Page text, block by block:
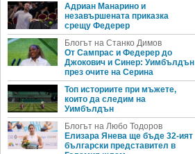
Адриан Манарино и
незавършената приказка
срещу Федерер
Блогът на Станко Димов
От Сампрас и Федерер до
Джокович и Синер: Уимбълдън
през очите на Серина
Топ историите при мъжете,
които да следим на
Уимбълдън
Блогът на Любо Тодоров
Елизара Янева ще бъде 32-ият
български представител в